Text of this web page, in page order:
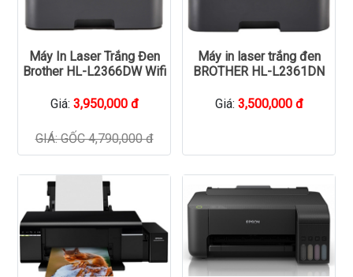
Máy In Laser Trắng Đen
Brother HL-L2366DW Wifi
Giá: 3,950,000 đ
GIÁ: GỐC 4,790,000 đ
Máy in laser trắng đen
BROTHER HL-L2361DN
Giá: 3,500,000 đ